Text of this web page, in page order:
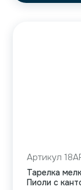
Артикул
Тарелка
Пиоли с